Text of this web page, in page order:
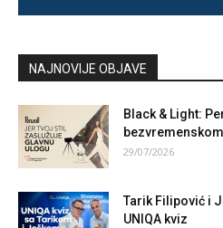
NAJNOVIJE OBJAVE
Black & Light:
29/07/2026
Tarik Filipović i
UNIQA kviz